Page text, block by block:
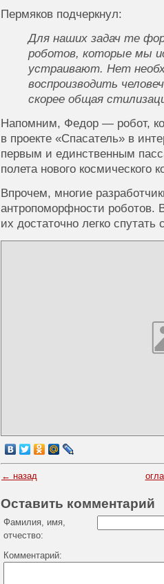
Пермяков подчеркнул:
Для наших задач те
роботов, которые мы
устраивают. Нет
воспроизводить
скорее общая
Напомним, Федор — робот,
в проекте «Спасатель» в
первым и единственным
полета нового космического
Впрочем, многие
антропоморфности роботов.
их достаточно легко
← назад
Оставить комментарий
Фамилия, имя,
отчество:
Комментарий: